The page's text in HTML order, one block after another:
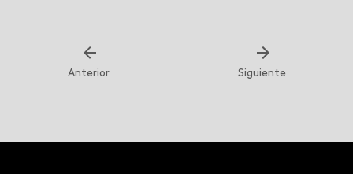
Anterior Siguiente